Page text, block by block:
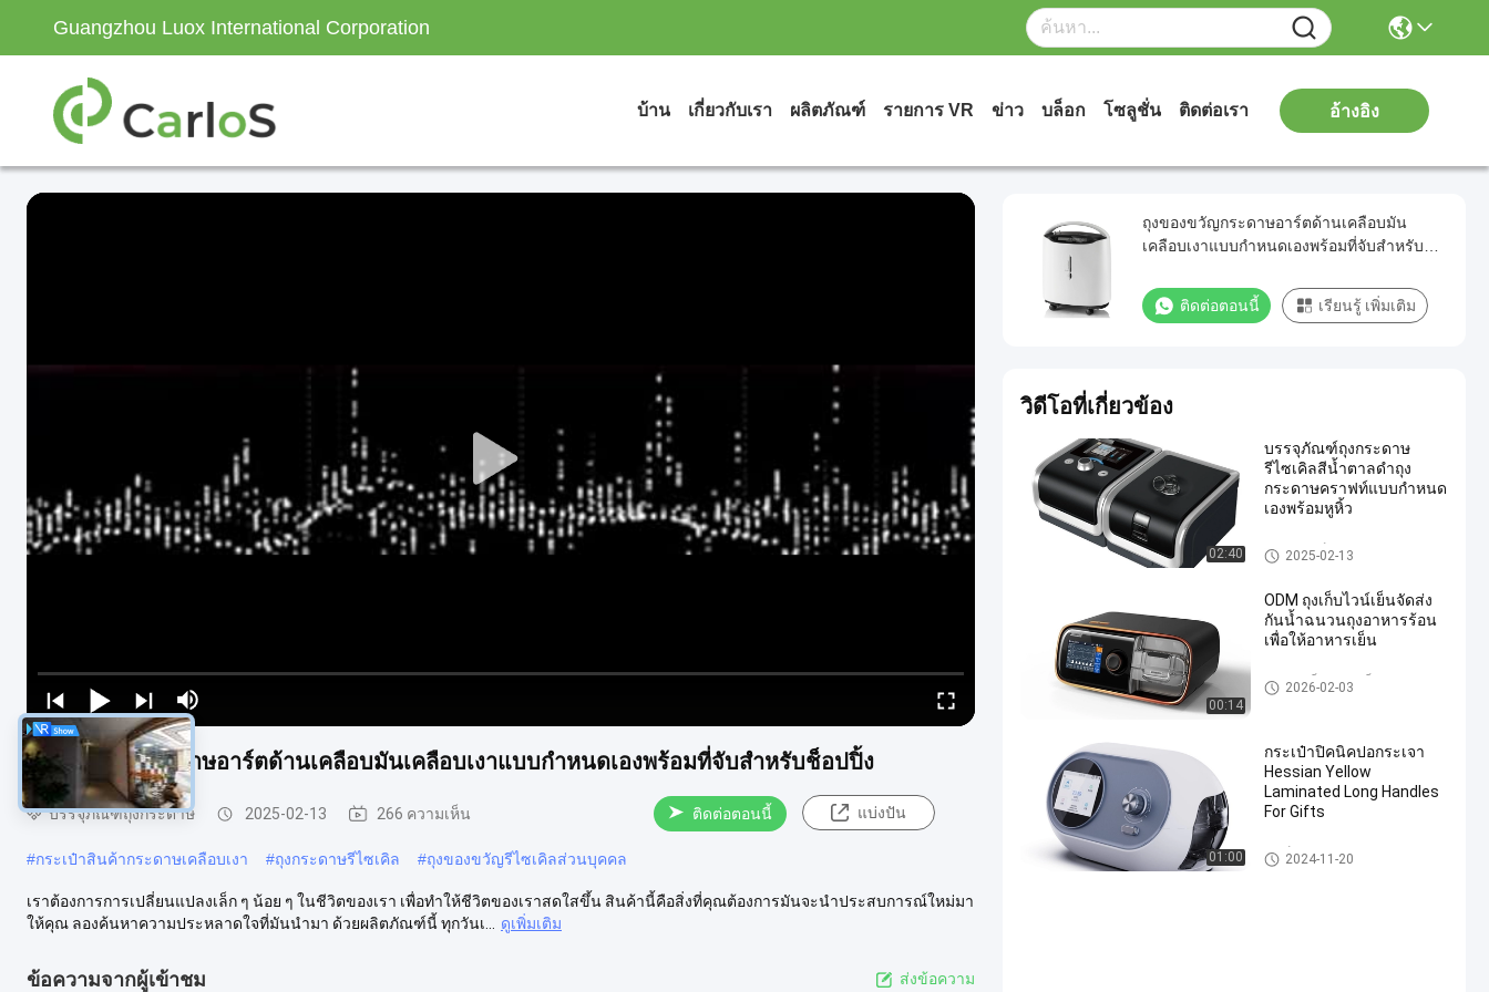
Guangzhou Luox International Corporation
บ้าน เกี่ยวกับเรา ผลิตภัณฑ์ รายการ VR ข่าว บล็อก โซลูชั่น ติดต่อเรา อ้างอิง
ถุงของขวัญกระดาษอาร์ตด้านเคลือบมันเคลือบเงาแบบกำหนดเองพร้อมที่จับสำหรับช็อปปิ้ง
บรรจุภัณฑ์ถุงกระดาษ 2025-02-13 266 ความเห็น ติดต่อตอนนี้ แบ่งปัน
#กระเป๋าสินค้ากระดาษเคลือบเงา #ถุงกระดาษรีไซเคิล #ถุงของขวัญรีไซเคิลส่วนบุคคล
เราต้องการการเปลี่ยนแปลงเล็ก ๆ น้อย ๆ ในชีวิตของเรา เพื่อทําให้ชีวิตของเราสดใสขึ้น สินค้านี้คือสิ่งที่คุณต้องการมันจะนําประสบการณ์ใหม่มา
ให้คุณ ลองค้นหาความประหลาดใจที่มันนํามา ด้วยผลิตภัณฑ์นี้ ทุกวันเ...
ดูเพิ่มเติม
ข้อความจากผู้เข้าชม ส่งข้อความ
ถุงของขวัญกระดาษอาร์ตด้านเคลือบมัน
เคลือบเงาแบบกำหนดเองพร้อมที่จับสำหรับ
ติดต่อตอนนี้ เรียนรู้ เพิ่มเติม
วิดีโอที่เกี่ยวข้อง
02:40
บรรจุภัณฑ์ถุงกระดาษ
รีไซเคิลสีน้ำตาลดำถุง
กระดาษคราฟท์แบบกำหนด
เองพร้อมหูหิ้ว
บรรจุภัณฑ์ถุงกระดาษ
2025-02-13
00:14
ODM ถุงเก็บไวน์เย็นจัดส่ง
กันน้ำฉนวนถุงอาหารร้อน
เพื่อให้อาหารเย็น
กระเป๋าเก็บความเย็นฉนวน
2026-02-03
01:00
กระเป๋าปิคนิคปอกระเจา
Hessian Yellow
Laminated Long Handles
For Gifts
พิมพ์ถุงปอกระเจา
2024-11-20